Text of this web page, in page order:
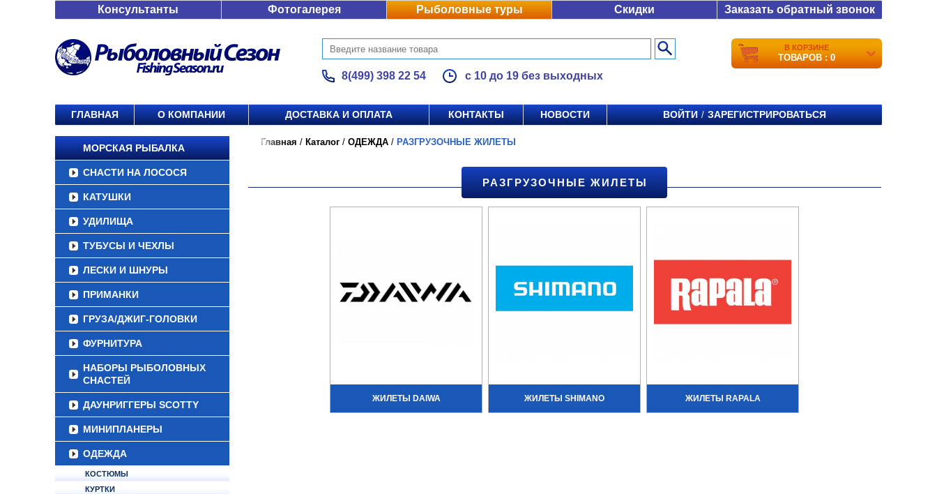
Консультанты Фотогалерея Рыболовные туры Скидки Заказать обратный звонок
8(499) 398 22 54 с 10 до 19 без выходных
В КОРЗИНЕ
ТОВАРОВ : 0
ГЛАВНАЯ О КОМПАНИИ ДОСТАВКА И ОПЛАТА КОНТАКТЫ НОВОСТИ ВОЙТИ / ЗАРЕГИСТРИРОВАТЬСЯ
МОРСКАЯ РЫБАЛКА
СНАСТИ НА ЛОСОСЯ
КАТУШКИ
УДИЛИЩА
ТУБУСЫ И ЧЕХЛЫ
ЛЕСКИ И ШНУРЫ
ПРИМАНКИ
ГРУЗА/ДЖИГ-ГОЛОВКИ
ФУРНИТУРА
НАБОРЫ РЫБОЛОВНЫХ
СНАСТЕЙ
ДАУНРИГГЕРЫ SCOTTY
МИНИПЛАНЕРЫ
ОДЕЖДА
КОСТЮМЫ
КУРТКИ
Главная / Каталог / ОДЕЖДА / РАЗГРУЗОЧНЫЕ ЖИЛЕТЫ
РАЗГРУЗОЧНЫЕ ЖИЛЕТЫ
ЖИЛЕТЫ DAIWA ЖИЛЕТЫ SHIMANO ЖИЛЕТЫ RAPALA